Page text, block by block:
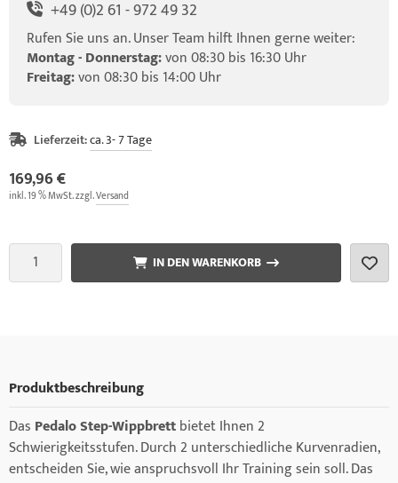
+49 (0)2 61 - 972 49 32
Rufen Sie uns an. Unser Team hilft Ihnen gerne weiter:
Montag - Donnerstag:von 08:30 bis 16:30 Uhr
Freitag:von 08:30 bis 14:00 Uhr
Lieferzeit:ca. 3- 7 Tage
169,96 €
inkl. 19 % MwSt. zzgl.Versand
IN DEN WARENKORB
Produktbeschreibung
Das Pedalo Step-Wippbrettbietet Ihnen 2
Schwierigkeitsstufen. Durch 2 unterschiedliche Kurvenradien,
entscheiden Sie, wie anspruchsvoll Ihr Training sein soll. Das